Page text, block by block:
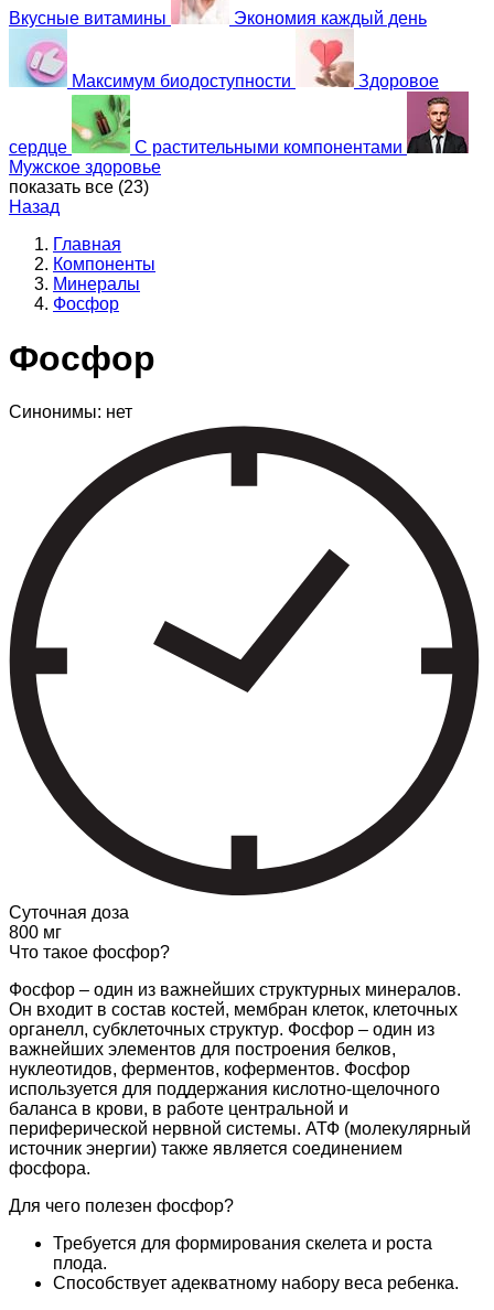
Вкусные витамины Экономия каждый день
Максимум биодоступности Здоровое
сердце
С растительными компонентами
Мужское здоровье
показать все (23)
Назад
Главная
Компоненты
Минералы
Фосфор
Фосфор
Синонимы: нет
Суточная доза
800 мг
Что такое фосфор?
Фосфор – один из важнейших структурных минералов.
Он входит в состав костей, мембран клеток, клеточных
органелл, субклеточных структур. Фосфор – один из
важнейших элементов для построения белков,
нуклеотидов, ферментов, коферментов. Фосфор
используется для поддержания кислотно-щелочного
баланса в крови, в работе центральной и
периферической нервной системы. АТФ (молекулярный
источник энергии) также является соединением
фосфора.
Для чего полезен фосфор?
Требуется для формирования скелета и роста
плода.
Способствует адекватному набору веса ребенка.